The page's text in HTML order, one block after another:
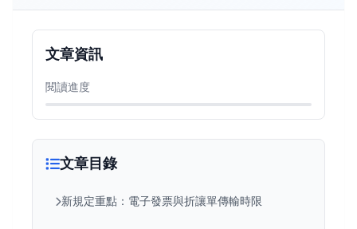
文章目錄
新規定重點：電子發票與折讓單傳輸時限
文章資訊
閱讀進度